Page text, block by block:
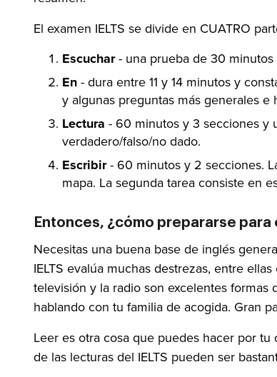
El examen IELTS se divide en CUATRO
Escuchar- una prueba de 30
En- dura entre 11 y 14 minutos y
y algunas preguntas más generales e
Lectura - 60 minutos y 3 secciones y
verdadero/falso/no dado.
Escribir- 60 minutos y 2 secciones.
mapa. La segunda tarea consiste en
Entonces, ¿cómo prepararse para
Necesitas una buena base de inglés
IELTS evalúa muchas destrezas, entre
televisión y la radio son excelentes
hablando con tu familia de acogida. Gran
Leer es otra cosa que puedes hacer por
de las lecturas del IELTS pueden ser